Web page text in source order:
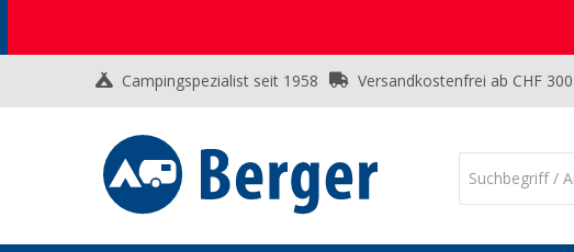
Campingspezialist seit 1958 Versandkostenfrei ab CHF 300